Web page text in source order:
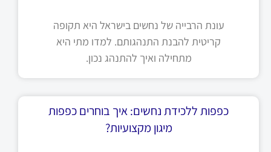
עונת הרבייה של נחשים בישראל היא תקופה
קריטית להבנת התנהגותם. למדו מתי היא
מתחילה ואיך להתנהג נכון.
כפפות ללכידת נחשים: איך בוחרים כפפות
מיגון מקצועיות?